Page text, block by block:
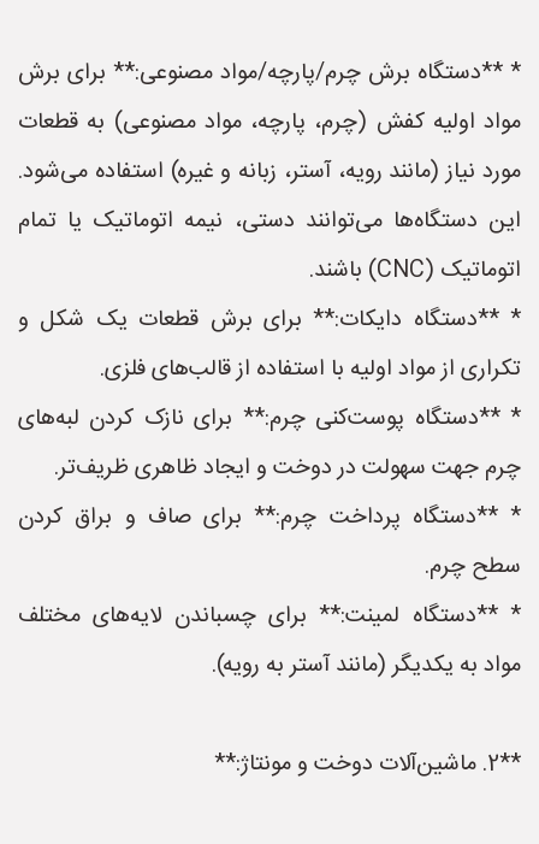
* **دستگاه برش چرم/پارچه/مواد مصنوعی:** برای برش
مواد اولیه کفش (چرم، پارچه، مواد مصنوعی) به قطعات
مورد نیاز (مانند رویه، آستر، زبانه و غیره) استفاده می‌شود.
این دستگاه‌ها می‌توانند دستی، نیمه اتوماتیک یا تمام
اتوماتیک (CNC) باشند.
* **دستگاه دایکات:** برای برش قطعات یک شکل و
تکراری از مواد اولیه با استفاده از قالب‌های فلزی.
* **دستگاه پوست‌کنی چرم:** برای نازک کردن لبه‌های
چرم جهت سهولت در دوخت و ایجاد ظاهری ظریف‌تر.
* **دستگاه پرداخت چرم:** برای صاف و براق کردن
سطح چرم.
* **دستگاه لمینت:** برای چسباندن لایه‌های مختلف
مواد به یکدیگر (مانند آستر به رویه).
**2. ماشین‌آلات دوخت و مونتاژ:**